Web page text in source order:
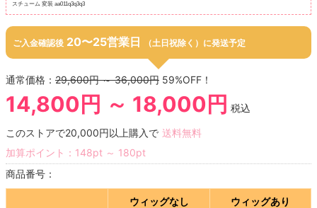
スチューム 変装 aa011q3q3q3
ご入金確認後 20〜25営業日 （土日祝除く）に発送予定
通常価格： 29,600円 ～ 36,000円 59%OFF！
14,800円 ～ 18,000円 税込
このストアで20,000円以上購入で 送料無料
加算ポイント： 148pt ～ 180pt
商品番号：
ウィッグなし ウィッグあり